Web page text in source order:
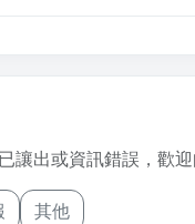
讓出或資訊錯誤，歡
其他